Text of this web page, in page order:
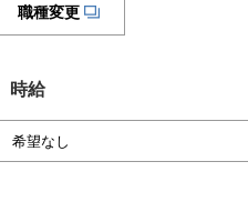
職種変更
時給